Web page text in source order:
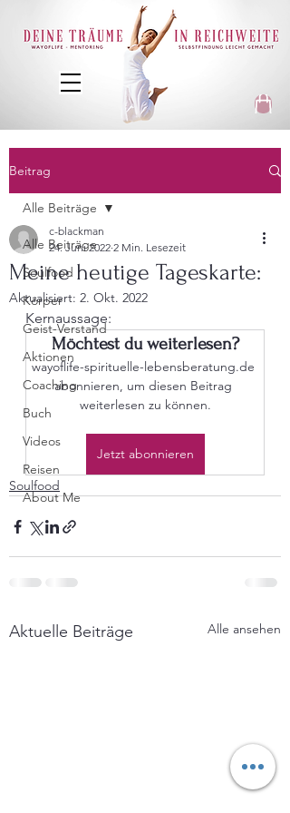
Beitrag
Alle Beiträge
Soulfood
Körper
Geist-Verstand
Aktionen
Coaching
Buch
Videos
Reisen
About Me
Alle Beiträge
Meine heutige Tageskarte:
c-blackman
24. Juni 2022 2 Min. Lesezeit
Aktualisiert: 2. Okt. 2022
Kernaussage:
Möchtest du weiterlesen?
wayoflife-spirituelle-lebensberatung.de
abonnieren, um diesen Beitrag
weiterlesen zu können.
Jetzt abonnieren
Soulfood
Aktuelle Beiträge Alle ansehen